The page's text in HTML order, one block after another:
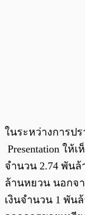
ในระหว่างการป
Presentation ให้
จำนวน 2.74 พันล้
ล้านหยวน นอกจ
เงินจำนวน 1 พัน